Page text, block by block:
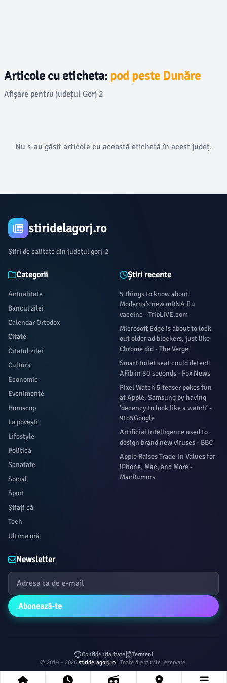
Articole cu eticheta: pod peste Dunăre
Afișare pentru județul Gorj 2
Nu s-au găsit articole cu această etichetă în acest județ.
stiridelagorj.ro
Știri de calitate din județul gorj-2
Categorii
Actualitate
Bancul zilei
Calendar Ortodox
Citate
Citatul zilei
Cultura
Economie
Evenimente
Horoscop
La povești
Lifestyle
Politica
Sanatate
Social
Sport
Știați că
Tech
Ultima oră
Știri recente
5 things to know about
Moderna’s new mRNA flu
vaccine - TribLIVE.com
Microsoft Edge is about to lock
out older ad blockers, just like
Chrome did - The Verge
Smart toilet seat could detect
AFib in 30 seconds - Fox News
Pixel Watch 5 teaser pokes fun
at Apple, Samsung by having
‘decency to look like a watch’ -
9to5Google
Artificial Intelligence used to
design brand new viruses - BBC
Apple Raises Trade-In Values for
iPhone, Mac, and More -
MacRumors
Newsletter
Abonează-te
Confidențialitate
Termeni
© 2019 – 2026 stiridelagorj.ro . Toate drepturile rezervate.